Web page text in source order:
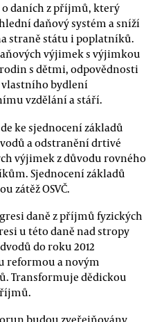
o daních z příjmů, který
daňový systém a sníží
straně státu i poplatníků.
výjimek s výjimkou
s dětmi, odpovědnosti
bydlení
vzdělání a stáří.
ke sjednocení základů
a odstranění drtivé
výjimek z důvodu rovného
Sjednocení základů
zátěž OSVČ.
daně z příjmů fyzických
u této daně nad stropy
do roku 2012
reformou a novým
Transformuje dědickou